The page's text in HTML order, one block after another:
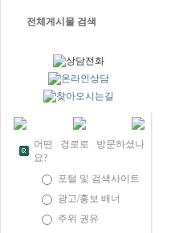
전체게시물 검색
어떤 경로로 방문하셨나
요?
포털 및 검색사이트
광고/홍보 배너
주위 권유